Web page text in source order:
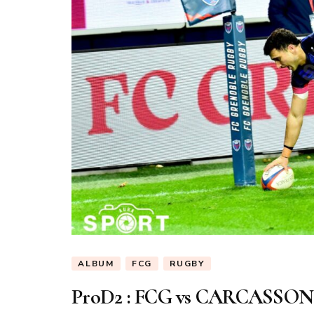
ALBUM FCG RUGBY
ProD2 : FCG vs